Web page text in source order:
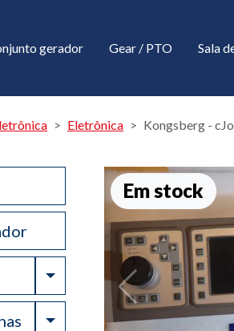
gerador Gear / PTO Sala
Eletrônica Kongsberg -
Toggle Dropdown
Toggle Dropdown
Em stock